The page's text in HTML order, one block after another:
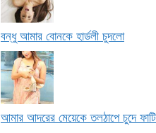
বন্ধু আমার বোনকে হার্ডলী চুদলো
আমার আদরের মেয়েকে তলঠাপে চুদে